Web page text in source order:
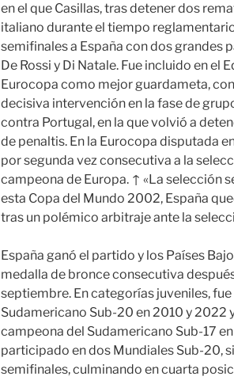
en el que Casillas, tras detener dos
italiano durante el tiempo
semifinales a España con dos grandes
De Rossi y Di Natale. Fue incluido en el
Eurocopa como mejor guardameta,
decisiva intervención en la fase de
contra Portugal, en la que volvió a
de penaltis. En la Eurocopa disputada
por segunda vez consecutiva a la
campeona de Europa. ↑ «La selección
esta Copa del Mundo 2002, España
tras un polémico arbitraje ante la
España ganó el partido y los Países
medalla de bronce consecutiva
septiembre. En categorías juveniles,
Sudamericano Sub-20 en 2010 y 2022
campeona del Sudamericano Sub-17
participado en dos Mundiales Sub-20,
semifinales, culminando en cuarta